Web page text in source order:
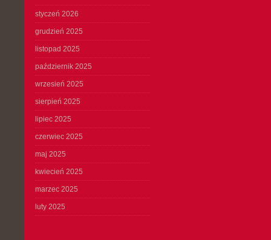
styczeń 2026
grudzień 2025
listopad 2025
październik 2025
wrzesień 2025
sierpień 2025
lipiec 2025
czerwiec 2025
maj 2025
kwiecień 2025
marzec 2025
luty 2025